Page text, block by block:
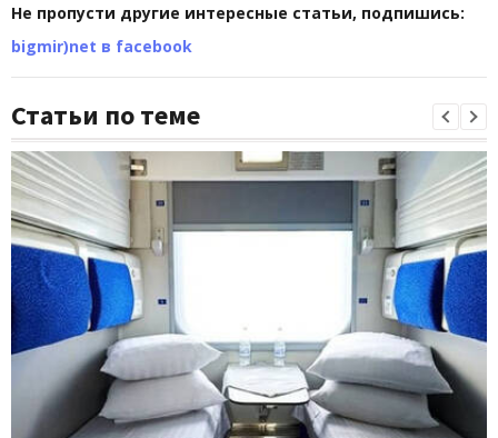
Не пропусти другие интересные статьи, подпишись:
bigmir)net в facebook
Статьи по теме